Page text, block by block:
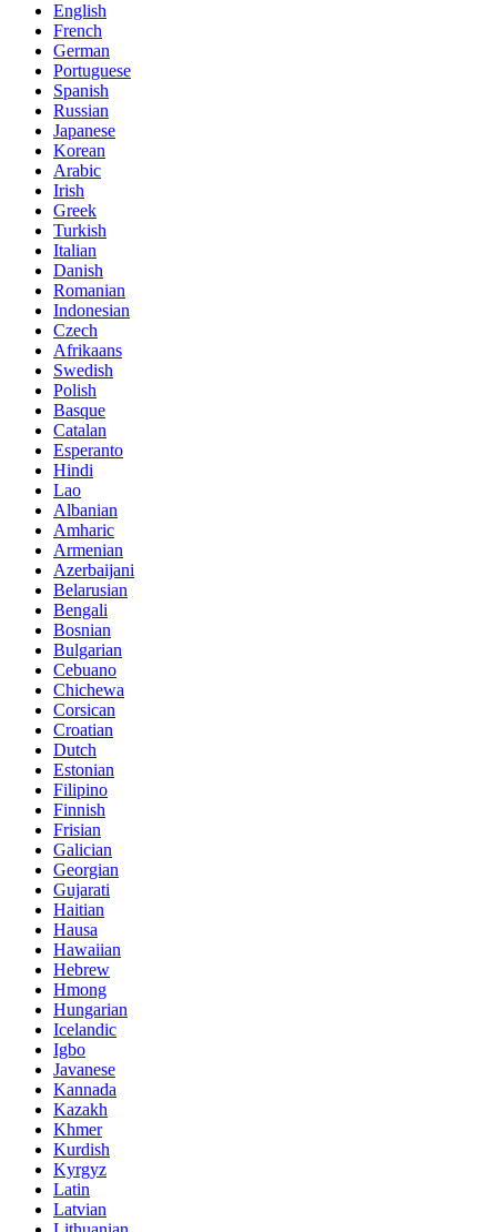
English
French
German
Portuguese
Spanish
Russian
Japanese
Korean
Arabic
Irish
Greek
Turkish
Italian
Danish
Romanian
Indonesian
Czech
Afrikaans
Swedish
Polish
Basque
Catalan
Esperanto
Hindi
Lao
Albanian
Amharic
Armenian
Azerbaijani
Belarusian
Bengali
Bosnian
Bulgarian
Cebuano
Chichewa
Corsican
Croatian
Dutch
Estonian
Filipino
Finnish
Frisian
Galician
Georgian
Gujarati
Haitian
Hausa
Hawaiian
Hebrew
Hmong
Hungarian
Icelandic
Igbo
Javanese
Kannada
Kazakh
Khmer
Kurdish
Kyrgyz
Latin
Latvian